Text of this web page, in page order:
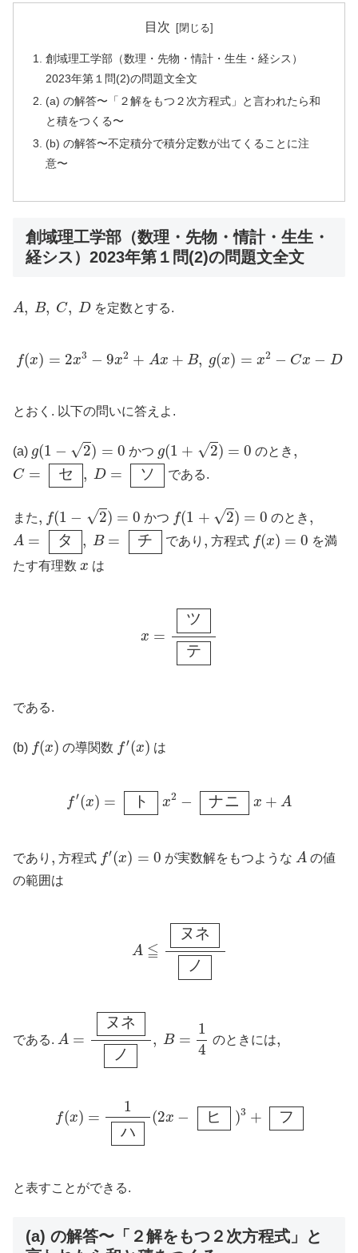
目次
創域理工学部（数理・先物・情計・生生・経シス）
2023年第１問(2)の問題文全文
(a) の解答〜「２解をもつ２次方程式」と言われたら和
と積をつくる〜
(b) の解答〜不定積分で積分定数が出てくることに注
意〜
創域理工学部（数理・先物・情計・生生・
経シス）2023年第１問(2)の問題文全文
A, B, C, D
A B, C, を定数とする.
f(x) = 2x3 − 9x2 + Ax + B, g(x) = x2 − Cx − D
x = 3 9 +A B, x = C D
とおく. 以下の問いに答えよ.
(a) g(1 − √2) = 0
(1 =0
かつ g(1 + √2) = 0
(1 =0
のとき ,,
C = セ , D = ソ
C = セ, D= ソ
である.
また,, f(1 − √2) = 0
1 0
かつ f(1 + √2) = 0
1 0
のとき ,,
A = タ , B = チ
A = タ, B= チ
であり ,, 方程式 f(x) = 0
(x =
を満
たす有理数 x
x は
x =
ツ
テ
ツ テ
である.
(b) f(x)
(x の導関数 f′(x)
′(x は
f′(x) = ト x2 − ナニ x + A
x)= ト 2 ナニ x+A
であり ,, 方程式 f′(x) = 0
′(x = が実数解をもつような A
A の値
の範囲は
A ≦
ヌ ネ
ノ
ヌネ ノ
である. A =
ヌ ネ
ノ
, B =
1
4
ネ ノ ,
のときには,,
f(x) =
1
ハ
(2x − ヒ )3 + フ
=
と表すことができる.
(a) の解答〜「２解をもつ２次方程式」と